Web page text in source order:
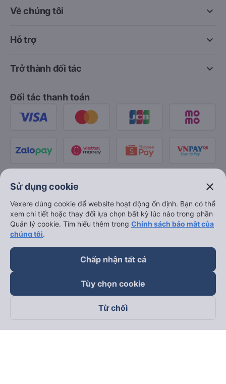
keyboard_arrow_down
Về chúng tôi
keyboard_arrow_down
Hỗ trợ
keyboard_arrow_down
Trở thành đối tác
Đối tác thanh toán
Theo dõi chúng tôi trên
Sử dụng cookie close
Vexere dùng cookie để website hoạt động ổn định. Bạn có thể
xem chi tiết hoặc thay đổi lựa chọn bất kỳ lúc nào trong phần
Quản lý cookie. Tìm hiểu thêm trong Chính sách bảo mật của
chúng tôi.
Chấp nhận tất cả
Tùy chọn cookie
Từ chối